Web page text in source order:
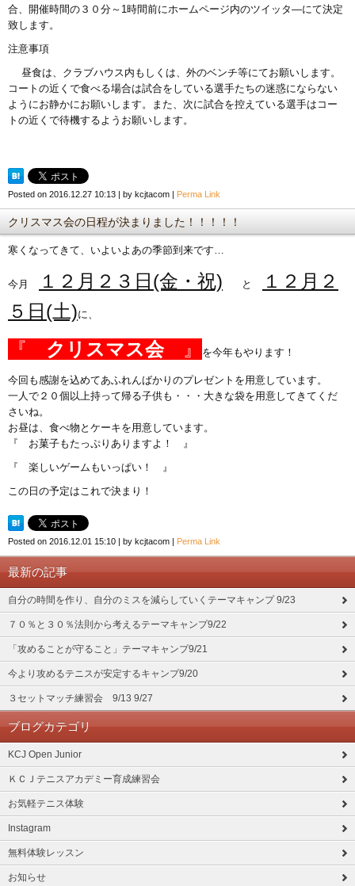
合、開催時間の３０分～1時間前にホームページ内のツイッタ―にて決定
致します。
注意事項
昼食は、クラブハウス内もしくは、外のベンチ等にてお願いします。
コートの近くで食べる場合は試合をしている選手たちの迷惑にならない
ようにお静かにお願いします。また、次に試合を控えている選手はコー
トの近くで待機するようお願いします。
Posted on 2016.12.27 10:13 | by kcjtacom | Perma Link
クリスマス会の日程が決まりました！！！！！
寒くなってきて、いよいよあの季節到来です…
今月 １２月２３日(金・祝) と
１２月２
５日(土)に、
『 クリスマス会』 を今年もやります！
今回も感謝を込めてあふれんばかりのプレゼントを用意しています。
一人で２０個以上持って帰る子供も・・・大きな袋を用意してきてくだ
さいね。
お昼は、食べ物とケーキを用意しています。
『 お菓子もたっぷりありますよ！ 』
『 楽しいゲームもいっぱい！ 』
この日の予定はこれで決まり！
Posted on 2016.12.01 15:10 | by kcjtacom | Perma Link
最新の記事
自分の時間を作り、自分のミスを減らしていくテーマキャンプ 9/23
７０％と３０％法則から考えるテーマキャンプ9/22
「攻めることが守ること」テーマキャンプ9/21
今より攻めるテニスが安定するキャンプ9/20
３セットマッチ練習会 9/13 9/27
ブログカテゴリ
KCJ Open Junior
ＫＣＪテニスアカデミー育成練習会
お気軽テニス体験
Instagram
無料体験レッスン
お知らせ